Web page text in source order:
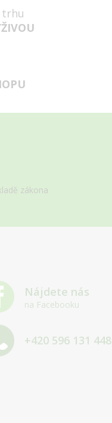
zákona
Nájdete nás
na Facebooku
+420 596 131 448